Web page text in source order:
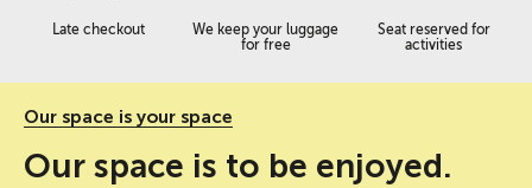
Late checkout
We keep your luggage
for free
Seat reserved for
activities
Our space is your space
Our space is to be enjoyed.